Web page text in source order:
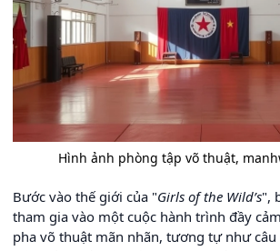
Hình ảnh phòng tập võ thuật,
Bước vào thế giới của "Girls of the Wild’s",
tham gia vào một cuộc hành trình đầy
pha võ thuật mãn nhãn, tương tự như